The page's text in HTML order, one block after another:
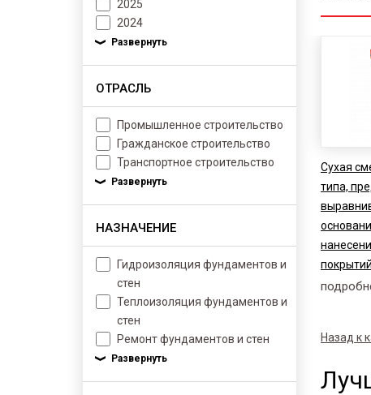
2025
2024
ОТРАСЛЬ
Промышленное строительство
Гражданское строительство
Транспортное строительство
НАЗНАЧЕНИЕ
Гидроизоляция фундаментов и
стен
Теплоизоляция фундаментов и
стен
Ремонт фундаментов и стен
Сухая
типа,
Назад к